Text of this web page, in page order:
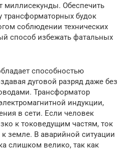
миллисекунды. Обеспечить
трансформаторных будок
соблюдении технических
способ избежать фатальных
способностью
дуговой разряд даже без
Трансформатор
индукции,
в сети. Если человек
к токоведущим частям, ток
к земле. В аварийной ситуации
слишком велико, так как